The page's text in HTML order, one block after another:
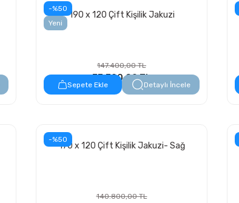
-%50
Yeni
190 x 120 Çift Kişilik Jakuzi
147.400,00 TL
73.700,00 TL
Sepete Ekle Detaylı İncele
-%50
170 x 120 Çift Kişilik Jakuzi- Sağ
140.800,00 TL